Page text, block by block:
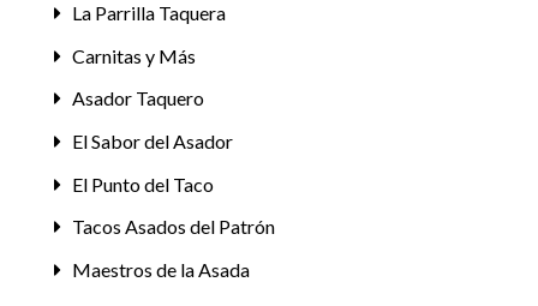
La Parrilla Taquera
Carnitas y Más
Asador Taquero
El Sabor del Asador
El Punto del Taco
Tacos Asados del Patrón
Maestros de la Asada